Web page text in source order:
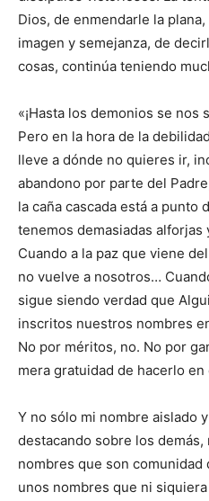
Dios, de enmendarle la
imagen y semejanza, de
cosas, continúa teniendo
«¡Hasta los demonios se nos
Pero en la hora de la
lleve a dónde no quieres ir,
abandono por parte del
la caña cascada está a punto
tenemos demasiadas alforjas
Cuando a la paz que viene
no vuelve a nosotros…
sigue siendo verdad que
inscritos nuestros nombres
No por méritos, no. No por
mera gratuidad de hacerlo en
Y no sólo mi nombre aislado
destacando sobre los demás,
nombres que son comunidad
unos nombres que ni